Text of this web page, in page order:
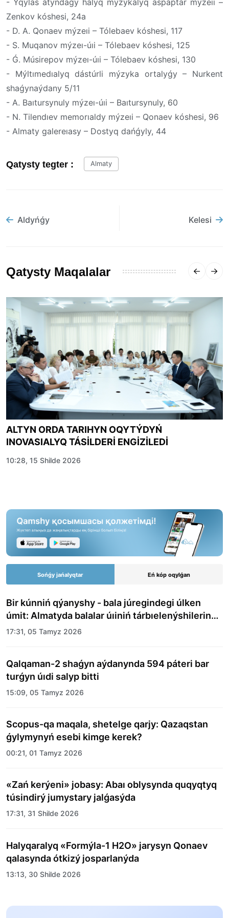
- Yqylas atyndaǵy halyq mýzykalyq aspaptar mýzeıi –
Zenkov kóshesi, 24a
- D. A. Qonaev mýzeıi – Tólebaev kóshesi, 117
- S. Muqanov mýzeı-úıi – Tólebaev kóshesi, 125
- Ǵ. Músirepov mýzeı-úıi – Tólebaev kóshesi, 130
- Mýltımedıalyq dástúrli mýzyka ortalyǵy – Nurkent
shaǵynaýdany 5/11
- A. Baıtursynuly mýzeı-úıi – Baıtursynuly, 60
- N. Tilendıev memorıaldy mýzeıi – Qonaev kóshesi, 96
- Almaty galereıasy – Dostyq dańǵyly, 44
Qatysty tegter : Almaty
Aldyńǵy Kelesi
Qatysty Maqalalar
ALTYN ORDA TARIHYN OQYTÝDYŃ
INOVASIALYQ TÁSİLDERİ ENGİZİLEDİ
10:28, 15 Shilde 2026
Sońǵy jańalyqtar Eń kóp oqylǵan
Bir kúnniń qýanyshy - bala júregindegi úlken
úmit: Almatyda balalar úıiniń tárbıelenýshilerine
merekelik kún uıymdastyryldy
17:31, 05 Tamyz 2026
Qalqaman-2 shaǵyn aýdanynda 594 páteri bar
turǵyn úıdi salyp bitti
15:09, 05 Tamyz 2026
Scopus-qa maqala, shetelge qarjy: Qazaqstan
ǵylymynyń esebi kimge kerek?
00:21, 01 Tamyz 2026
«Zań kerýeni» jobasy: Abaı oblysynda quqyqtyq
túsindirý jumystary jalǵasýda
17:31, 31 Shilde 2026
Halyqaralyq «Formýla-1 H2O» jarysyn Qonaev
qalasynda ótkizý josparlanýda
13:13, 30 Shilde 2026
Asqat Asylbekov: Kúshti bılikke kúshti tulǵalar